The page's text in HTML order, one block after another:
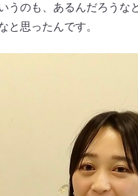
うのも、あるんだろうな
と思ったんです。